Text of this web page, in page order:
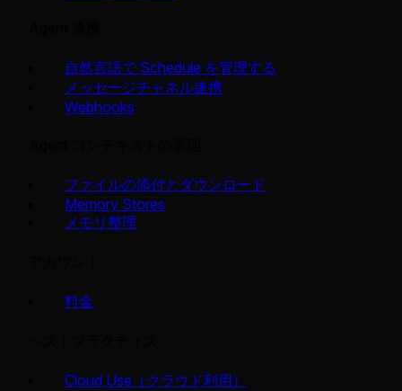
自然言語で Schedule を管理する
メッセージチャネル連携
Webhooks
ファイルの添付とダウンロード
Memory Stores
メモリ整理
料金
Cloud Use（クラウド利用）